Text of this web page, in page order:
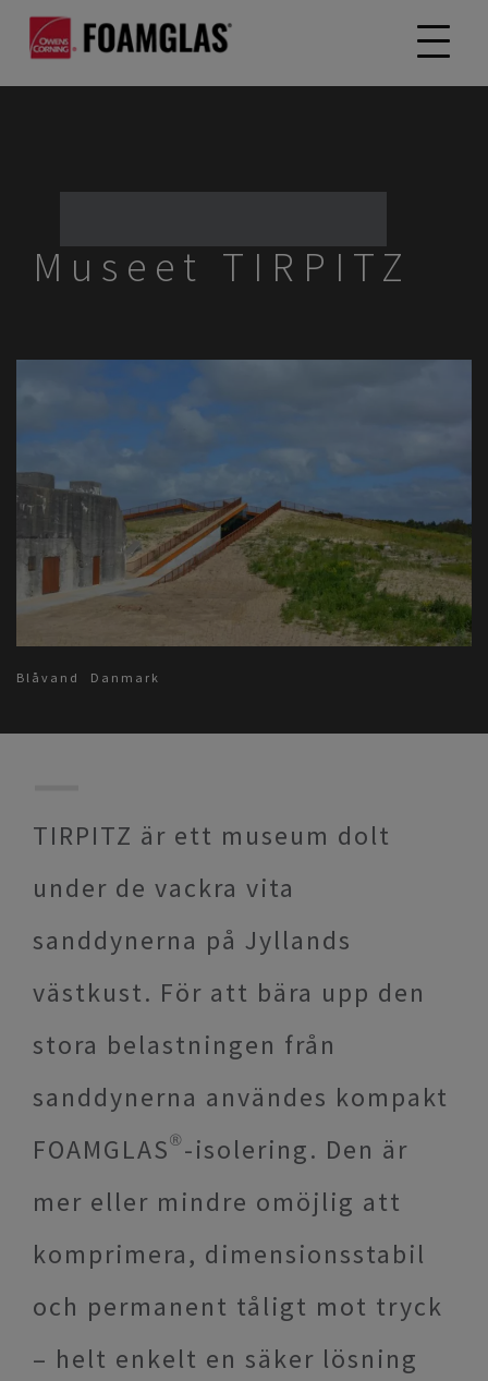
Museet TIRPITZ
Blåvand Danmark
TIRPITZ är ett museum dolt
under de vackra vita
sanddynerna på Jyllands
västkust. För att bära upp den
stora belastningen från
sanddynerna användes kompakt
FOAMGLAS®-isolering. Den är
mer eller mindre omöjlig att
komprimera, dimensionsstabil
och permanent tåligt mot tryck
– helt enkelt en säker lösning